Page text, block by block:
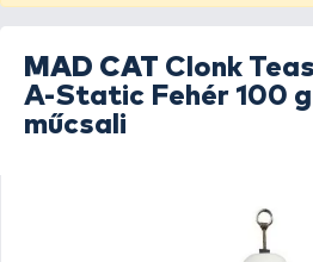
MAD CAT Clonk
A-Static Fehér 100
műcsali